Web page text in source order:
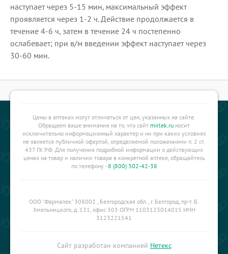
наступает через 5-15 мин, максимальный эффект
проявляется через 1-2 ч. Действие продолжается в
течение 4-6 ч, затем в течение 24 ч постепенно
ослабевает; при в/м введении эффект наступает через
30-60 мин.
Цены в аптеках могут отличаться от цен, указанных на сайте.
Обращаем ваше внимание на то, что сайт mirlek.ru носит
исключительно информационный характер и ни при каких условиях
не является публичной офертой, определяемой положениями п. 2 ст.
437 ГК РФ. Для получения подробной информации о действующих
ценах на товар и наличии товара в конкретной аптеке, обращайтесь
по телефону -8 (800) 302-42-38
ООО "Фармалек" 308002 , Белгородская обл., г. Белгород, пр-т. Б.
Хмельницкого, д. 131, офис 303 ОГРН 1103123014015 ИНН
3123221541
Сайт разработан компанией Нетекс